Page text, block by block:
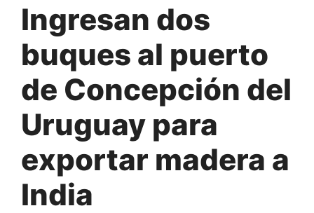
Ingresan dos
buques al puerto
de Concepción del
Uruguay para
exportar madera a
India